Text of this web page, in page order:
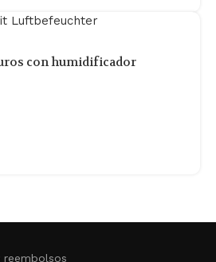
con humidificador
reembolsos